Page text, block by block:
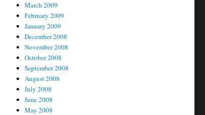
March 2009
February 2009
January 2009
December 2008
November 2008
October 2008
September 2008
August 2008
July 2008
June 2008
May 2008